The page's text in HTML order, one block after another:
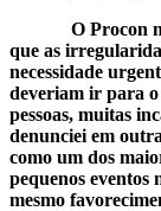
O Procon não
que as
necessidade
deveriam ir para o
pessoas, muitas
denunciei em
como um dos
pequenos eventos
mesmo